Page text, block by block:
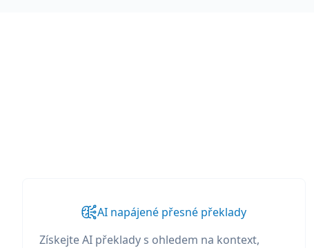
AI napájené přesné překlady
Získejte AI překlady s ohledem na kontext,